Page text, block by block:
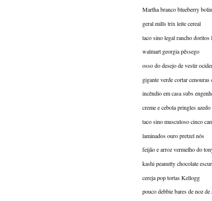
Martha branco blueberry
geral mills trix leite cereal
taco sino legal rancho doritos
walmart georgia pêssego
osso do desejo de vestir
gigante verde cortar cenouras
incêndio em casa subs
creme e cebola pringles azedo
taco sino musculoso cinco
laminados ouro pretzel nós
feijão e arroz vermelho do
kashi peanutty chocolate
cereja pop tortas Kellogg
pouco debbie bares de noz